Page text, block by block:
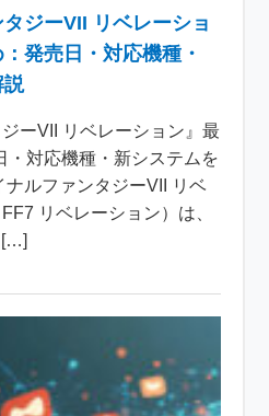
タジーVII リベレーショ
発売日・対応機種・
説
ーVII リベレーション』最
対応機種・新システムを
ルファンタジーVII リベ
リベレーション）は、
[…]